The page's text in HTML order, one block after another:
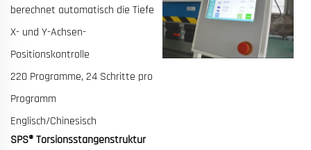
berechnet automatisch die Tiefe
X- und Y-Achsen-
Positionskontrolle
220 Programme, 24 Schritte pro
Programm
Englisch/Chinesisch
SPS® Torsionsstangenstruktur